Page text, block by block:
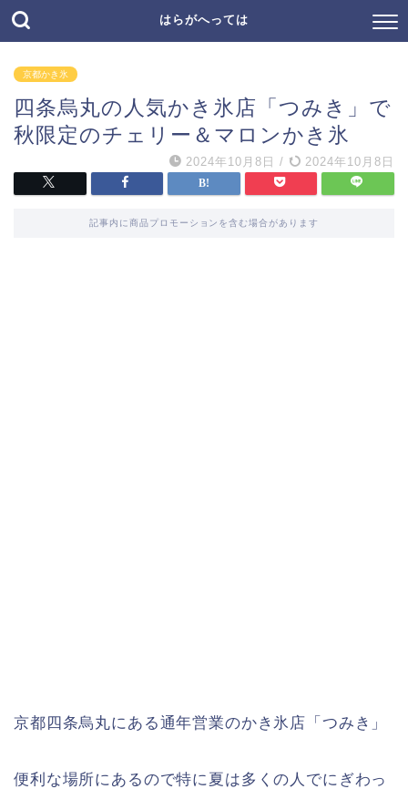
はらがへっては
京都かき氷
四条烏丸の人気かき氷店「つみき」で
秋限定のチェリー＆マロンかき氷
2024年10月8日 / 2024年10月8日
記事内に商品プロモーションを含む場合があります
京都四条烏丸にある通年営業のかき氷店「つみき」
便利な場所にあるので特に夏は多くの人でにぎわっ